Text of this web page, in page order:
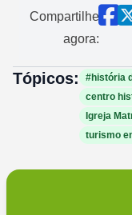
Compartilhe
agora:
Tópicos: #história
centro
Igreja
turismo